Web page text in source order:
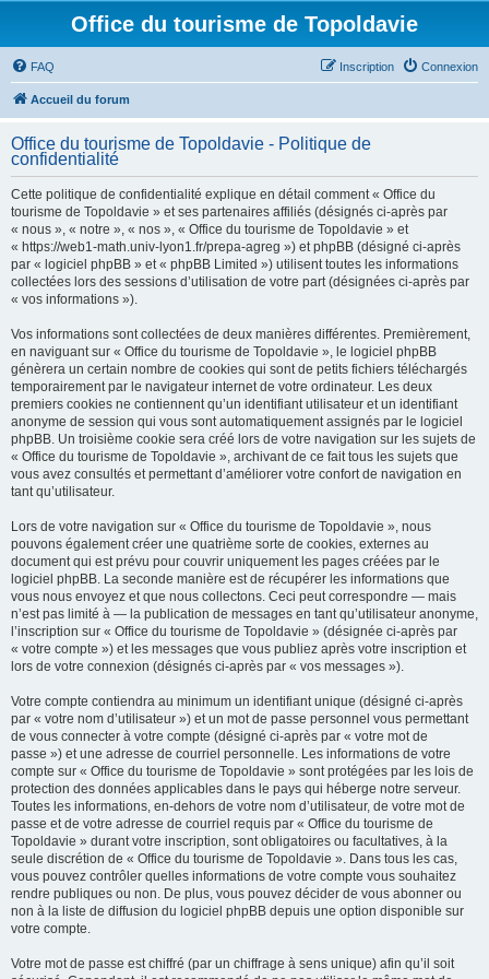
Office du tourisme de Topoldavie
FAQ Connexion
Inscription
Accueil du forum
Office du tourisme de Topoldavie - Politique de
confidentialité
Cette politique de confidentialité explique en détail comment « Office du
tourisme de Topoldavie » et ses partenaires affiliés (désignés ci-après par
« nous », « notre », « nos », « Office du tourisme de Topoldavie » et
« https://web1-math.univ-lyon1.fr/prepa-agreg ») et phpBB (désigné ci-après
par « logiciel phpBB » et « phpBB Limited ») utilisent toutes les informations
collectées lors des sessions d’utilisation de votre part (désignées ci-après par
« vos informations »).
Vos informations sont collectées de deux manières différentes. Premièrement,
en naviguant sur « Office du tourisme de Topoldavie », le logiciel phpBB
génèrera un certain nombre de cookies qui sont de petits fichiers téléchargés
temporairement par le navigateur internet de votre ordinateur. Les deux
premiers cookies ne contiennent qu’un identifiant utilisateur et un identifiant
anonyme de session qui vous sont automatiquement assignés par le logiciel
phpBB. Un troisième cookie sera créé lors de votre navigation sur les sujets de
« Office du tourisme de Topoldavie », archivant de ce fait tous les sujets que
vous avez consultés et permettant d’améliorer votre confort de navigation en
tant qu’utilisateur.
Lors de votre navigation sur « Office du tourisme de Topoldavie », nous
pouvons également créer une quatrième sorte de cookies, externes au
document qui est prévu pour couvrir uniquement les pages créées par le
logiciel phpBB. La seconde manière est de récupérer les informations que
vous nous envoyez et que nous collectons. Ceci peut correspondre — mais
n’est pas limité à — la publication de messages en tant qu’utilisateur anonyme,
l’inscription sur « Office du tourisme de Topoldavie » (désignée ci-après par
« votre compte ») et les messages que vous publiez après votre inscription et
lors de votre connexion (désignés ci-après par « vos messages »).
Votre compte contiendra au minimum un identifiant unique (désigné ci-après
par « votre nom d’utilisateur ») et un mot de passe personnel vous permettant
de vous connecter à votre compte (désigné ci-après par « votre mot de
passe ») et une adresse de courriel personnelle. Les informations de votre
compte sur « Office du tourisme de Topoldavie » sont protégées par les lois de
protection des données applicables dans le pays qui héberge notre serveur.
Toutes les informations, en-dehors de votre nom d’utilisateur, de votre mot de
passe et de votre adresse de courriel requis par « Office du tourisme de
Topoldavie » durant votre inscription, sont obligatoires ou facultatives, à la
seule discrétion de « Office du tourisme de Topoldavie ». Dans tous les cas,
vous pouvez contrôler quelles informations de votre compte vous souhaitez
rendre publiques ou non. De plus, vous pouvez décider de vous abonner ou
non à la liste de diffusion du logiciel phpBB depuis une option disponible sur
votre compte.
Votre mot de passe est chiffré (par un chiffrage à sens unique) afin qu’il soit